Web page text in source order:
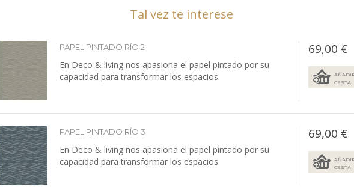
Tal vez te interese
PAPEL PINTADO RÍO 2
En Deco & living nos apasiona el papel pintado por su
capacidad para transformar los espacios.
69,00 €
CESTA
PAPEL PINTADO RÍO 3
En Deco & living nos apasiona el papel pintado por su
capacidad para transformar los espacios.
69,00 €
CESTA